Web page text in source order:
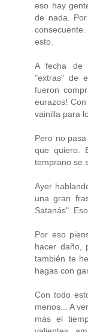
eso hay
de nada.
esto.
A fecha de
"extras" de
fueron
eurazos!
vainilla para
Pero no
que quiero.
temprano se
Ayer
una gran
Satanás".
Por eso
hacer daño,
también te
hagas con
Con todo
menos... A
más el